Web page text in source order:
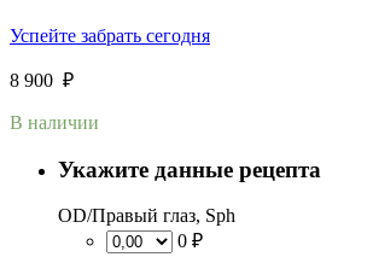
Успейте забрать сегодня
8 900 ₽
В наличии
Укажите данные рецепта
OD/Правый глаз, Sph
0 ₽